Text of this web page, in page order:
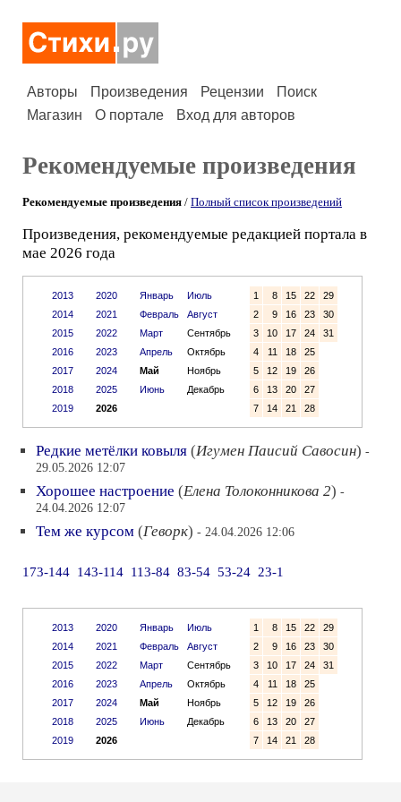
Авторы Произведения Рецензии
Поиск
Магазин
О портале Вход для авторов
Рекомендуемые произведения
Рекомендуемые произведения / Полный список произведений
Произведения, рекомендуемые редакцией портала в
мае 2026 года
2013
2014
2015
2016
2017
2018
2019
2020
2021
2022
2023
2024
2025
2026
Январь
Июль
Февраль
Август
Март
Сентябрь
Апрель
Октябрь
Май
Ноябрь
Июнь
Декабрь
1 8 15 22
29
2
9 16 23
30
3
10 17 24
31
4
11 18
25
5
12 19
26
6
13 20
27
7
14 21 28
Редкие метёлки ковыля (Игумен Паисий Савосин) -
29.05.2026 12:07
Хорошее настроение (Елена Толоконникова 2) -
24.04.2026 12:07
Тем же курсом (Геворк) - 24.04.2026 12:06
173-144 143-114 113-84 83-54 53-24 23-1
2013
2014
2015
2016
2017
2018
2019
2020
2021
2022
2023
2024
2025
2026
Январь
Июль
Февраль
Август
Март
Сентябрь
Апрель
Октябрь
Май
Ноябрь
Июнь
Декабрь
1 8 15 22
29
2
9 16 23
30
3
10 17 24
31
4
11 18
25
5
12 19
26
6
13 20
27
7
14 21 28